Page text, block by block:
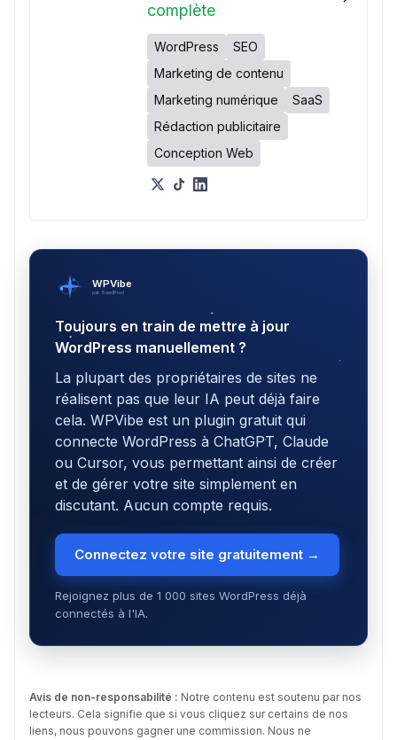
complète
WordPress
SEO
Marketing de contenu
Marketing numérique
SaaS
Rédaction publicitaire
Conception Web
WPVibe
par SeedProd
Toujours en train de mettre à jour
WordPress manuellement ?
La plupart des propriétaires de sites ne
réalisent pas que leur IA peut déjà faire
cela. WPVibe est un plugin gratuit qui
connecte WordPress à ChatGPT, Claude
ou Cursor, vous permettant ainsi de créer
et de gérer votre site simplement en
discutant. Aucun compte requis.
Connectez votre site gratuitement →
Rejoignez plus de 1 000 sites WordPress déjà
connectés à l'IA.
Avis de non-responsabilité : Notre contenu est soutenu par nos
lecteurs. Cela signifie que si vous cliquez sur certains de nos
liens, nous pouvons gagner une commission. Nous ne